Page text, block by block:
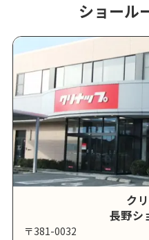
ショール
ク
長野シ
〒381-0032